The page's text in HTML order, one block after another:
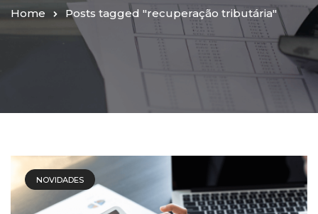
Home Posts tagged "recuperação tributária"
NOVIDADES